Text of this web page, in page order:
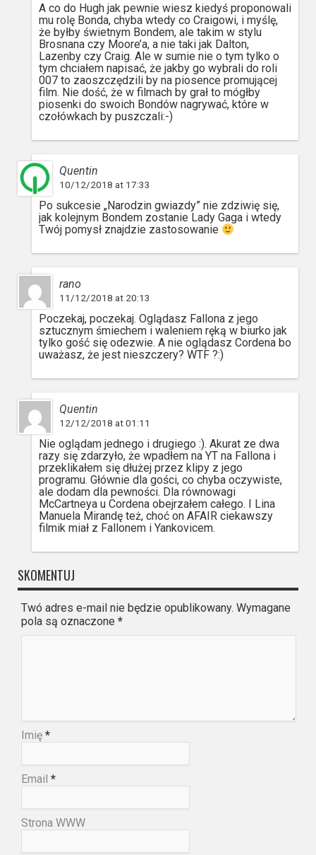
A co do Hugh jak pewnie wiesz kiedyś proponowali
mu rolę Bonda, chyba wtedy co Craigowi, i myślę,
że byłby świetnym Bondem, ale takim w stylu
Brosnana czy Moore’a, a nie taki jak Dalton,
Lazenby czy Craig. Ale w sumie nie o tym tylko o
tym chciałem napisać, że jakby go wybrali do roli
007 to zaoszczędzili by na piosence promującej
film. Nie dość, że w filmach by grał to mógłby
piosenki do swoich Bondów nagrywać, które w
czołówkach by puszczali:-)
Quentin
10/12/2018 at 17:33
Po sukcesie „Narodzin gwiazdy” nie zdziwię się,
jak kolejnym Bondem zostanie Lady Gaga i wtedy
Twój pomysł znajdzie zastosowanie
rano
11/12/2018 at 20:13
Poczekaj, poczekaj. Oglądasz Fallona z jego
sztucznym śmiechem i waleniem ręką w biurko jak
tylko gość się odezwie. A nie oglądasz Cordena bo
uważasz, że jest nieszczery? WTF ?:)
Quentin
12/12/2018 at 01:11
Nie oglądam jednego i drugiego :). Akurat ze dwa
razy się zdarzyło, że wpadłem na YT na Fallona i
przeklikałem się dłużej przez klipy z jego
programu. Głównie dla gości, co chyba oczywiste,
ale dodam dla pewności. Dla równowagi
McCartneya u Cordena obejrzałem całego. I Lina
Manuela Mirandę też, choć on AFAIR ciekawszy
filmik miał z Fallonem i Yankovicem.
SKOMENTUJ
Twó adres e-mail nie będzie opublikowany. Wymagane
pola są oznaczone *
Imię *
Email *
Strona WWW